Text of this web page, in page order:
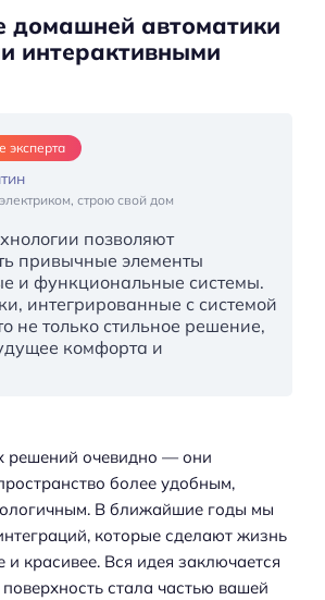
домашней автоматики
интерактивными
эксперта
строю свой дом
позволяют
привычные элементы
и функциональные системы.
интегрированные с системой
не только стильное решение,
комфорта и
решений очевидно — они
более удобным,
В ближайшие годы мы
которые сделают жизнь
красивее. Вся идея заключается
стала частью вашей